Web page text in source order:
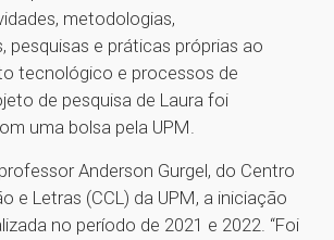
metodologias,
pesquisas e práticas próprias ao
tecnológico e processos de
de pesquisa de Laura foi
uma bolsa pela UPM.
Anderson Gurgel, do Centro
e Letras (CCL) da UPM, a iniciação
no período de 2021 e 2022. “Foi